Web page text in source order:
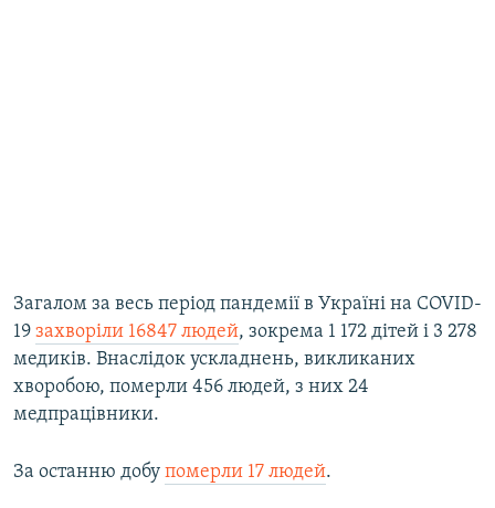
Загалом за весь період пандемії в Україні на COVID-
19 захворіли 16847 людей, зокрема 1 172 дітей і 3 278
медиків. Внаслідок ускладнень, викликаних
хворобою, померли 456 людей, з них 24
медпрацівники.
За останню добу померли 17 людей.